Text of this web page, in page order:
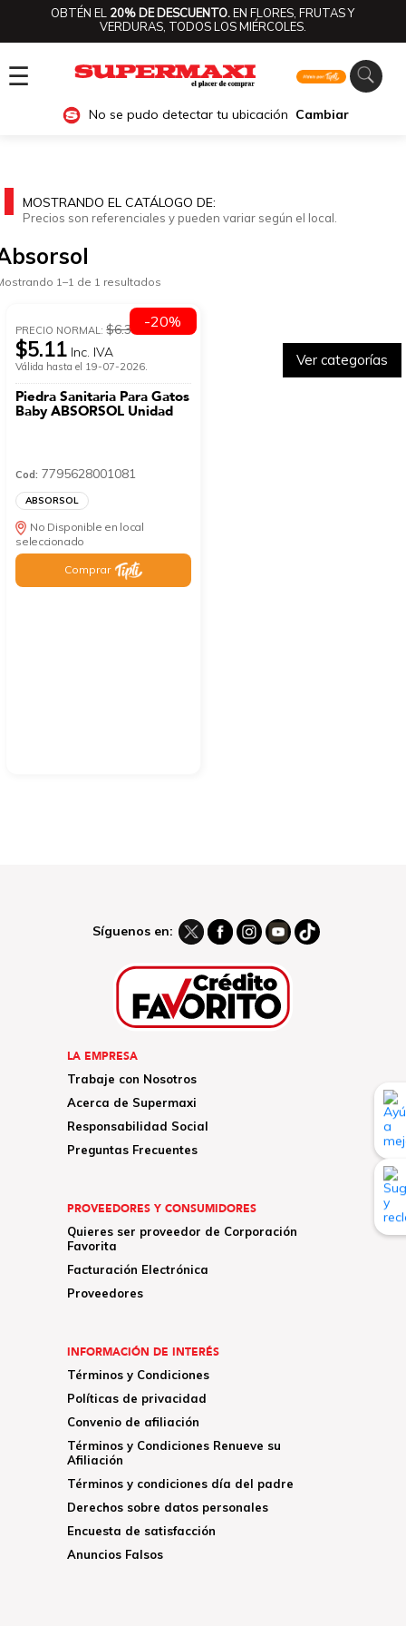
OBTÉN EL 20% DE DESCUENTO.EN FLORES, FRUTAS Y
VERDURAS, TODOS LOS MIÉRCOLES.
☰
No se pudo detectar tu ubicación Cambiar
Ver categorías
MOSTRANDO EL CATÁLOGO DE:
Precios son referenciales y pueden variar según el local.
1–1 de 1 resultados
PRECIO NORMAL:$6.39
$5.11 Inc. IVA
Válida hasta el 19-07-2026.
Piedra Sanitaria Para Gatos
Baby ABSORSOL Unidad
Cod: 7795628001081
ABSORSOL
No Disponible en local
seleccionado
Comprar
-20%
Síguenos en:
LA EMPRESA
Trabaje con Nosotros
Acerca de Supermaxi
Responsabilidad Social
Preguntas Frecuentes
PROVEEDORES Y CONSUMIDORES
Quieres ser proveedor de Corporación
Favorita
Facturación Electrónica
Proveedores
INFORMACIÓN DE INTERÉS
Términos y Condiciones
Políticas de privacidad
Convenio de afiliación
Términos y Condiciones Renueve su
Afiliación
Términos y condiciones día del padre
Derechos sobre datos personales
Encuesta de satisfacción
Anuncios Falsos